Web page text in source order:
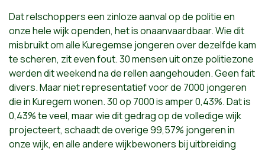
Dat relschoppers een zinloze aanval op de politie en
onze hele wijk openden, het is onaanvaardbaar. Wie dit
misbruikt om alle Kuregemse jongeren over dezelfde kam
te scheren, zit even fout. 30 mensen uit onze politiezone
werden dit weekend na de rellen aangehouden. Geen fait
divers. Maar niet representatief voor de 7000 jongeren
die in Kuregem wonen.30 op 7000 is amper 0,43%. Dat is
0,43% te veel, maar wie dit gedrag op de volledige wijk
projecteert, schaadt de overige 99,57% jongeren in
onze wijk, en alle andere wijkbewoners bij uitbreiding